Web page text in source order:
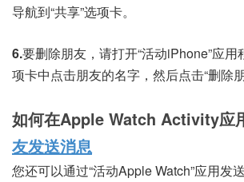
导航到“共享”选项卡。
6.要删除朋友，请打开“活动iPhone”应用
项卡中点击朋友的名字，然后点击“删除朋
如何在Apple Watch Activity应
友发送消息
您还可以通过“活动Apple Watch”应用发